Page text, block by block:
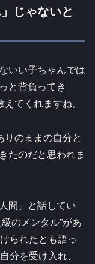
じゃないと
いい子ちゃんでは
と背負ってき
てくれますね。
りのままの自分と
たのだと思われま
間」と話してい
のメンタル”があ
られたとも語っ
分を受け入れ、